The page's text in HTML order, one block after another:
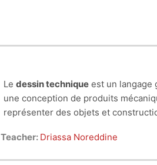
Le dessin technique est un langage
une conception de produits
représenter des objets et
Teacher: Driassa Noreddine